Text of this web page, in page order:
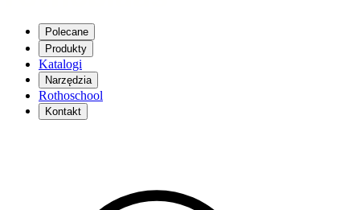
Polecane
Produkty
Katalogi
Narzędzia
Rothoschool
Kontakt